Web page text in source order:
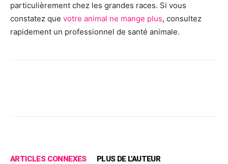
particulièrement chez les grandes races. Si vous
constatez que votre animal ne mange plus, consultez
rapidement un professionnel de santé animale.
ARTICLES CONNEXES PLUS DE L'AUTEUR